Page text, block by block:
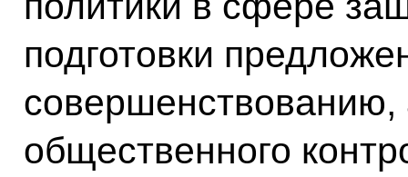
подготовки
совершенствованию,
общественного